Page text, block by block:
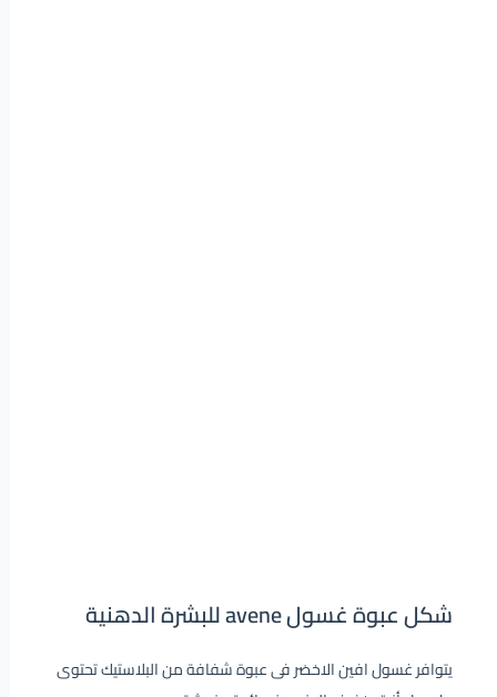
شكل عبوة غسول avene للبشرة الدهنية
يتوافر غسول افين الاخضر فى عبوة شفافة من البلاستيك تحتوى